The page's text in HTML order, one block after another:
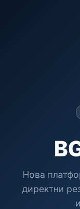
Нова
директни